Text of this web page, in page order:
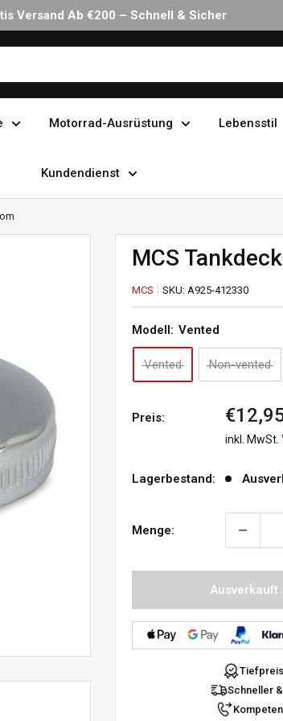
Versand Ab €200 – Schnell & Sicher
Motorrad-Ausrüstung Lebensstil
Kundendienst
MCS
MCS SKU: A925-412330
Modell: Vented
Vented Non-vented
Preis:
inkl. MwSt.
Lagerbestand:
Menge:
Ausverkauft
Schneller